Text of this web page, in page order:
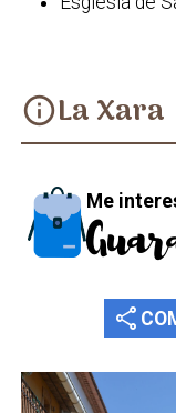
infoLa Xara
Me
share